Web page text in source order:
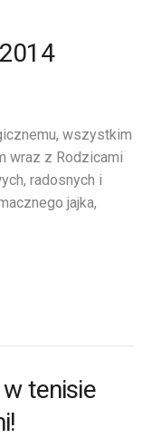
wszystkim
wraz z Rodzicami
radosnych i
jajka,
tenisie